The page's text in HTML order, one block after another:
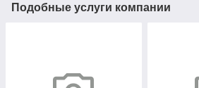
Подобные услуги компании